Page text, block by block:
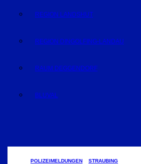
REGION LANDSHUT
REGION DINGOLFING-LANDAU
RAUM DEGGENDORF
BLUVAL
POLIZEIMELDUNGEN STRAUBING